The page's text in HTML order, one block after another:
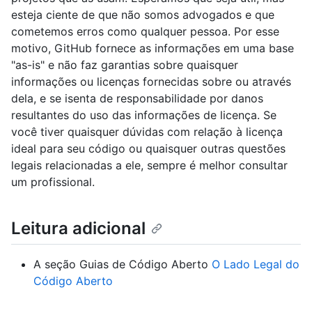
esteja ciente de que não somos advogados e que
cometemos erros como qualquer pessoa. Por esse
motivo, GitHub fornece as informações em uma base
"as-is" e não faz garantias sobre quaisquer
informações ou licenças fornecidas sobre ou através
dela, e se isenta de responsabilidade por danos
resultantes do uso das informações de licença. Se
você tiver quaisquer dúvidas com relação à licença
ideal para seu código ou quaisquer outras questões
legais relacionadas a ele, sempre é melhor consultar
um profissional.
Leitura adicional
A seção Guias de Código Aberto O Lado Legal do
Código Aberto